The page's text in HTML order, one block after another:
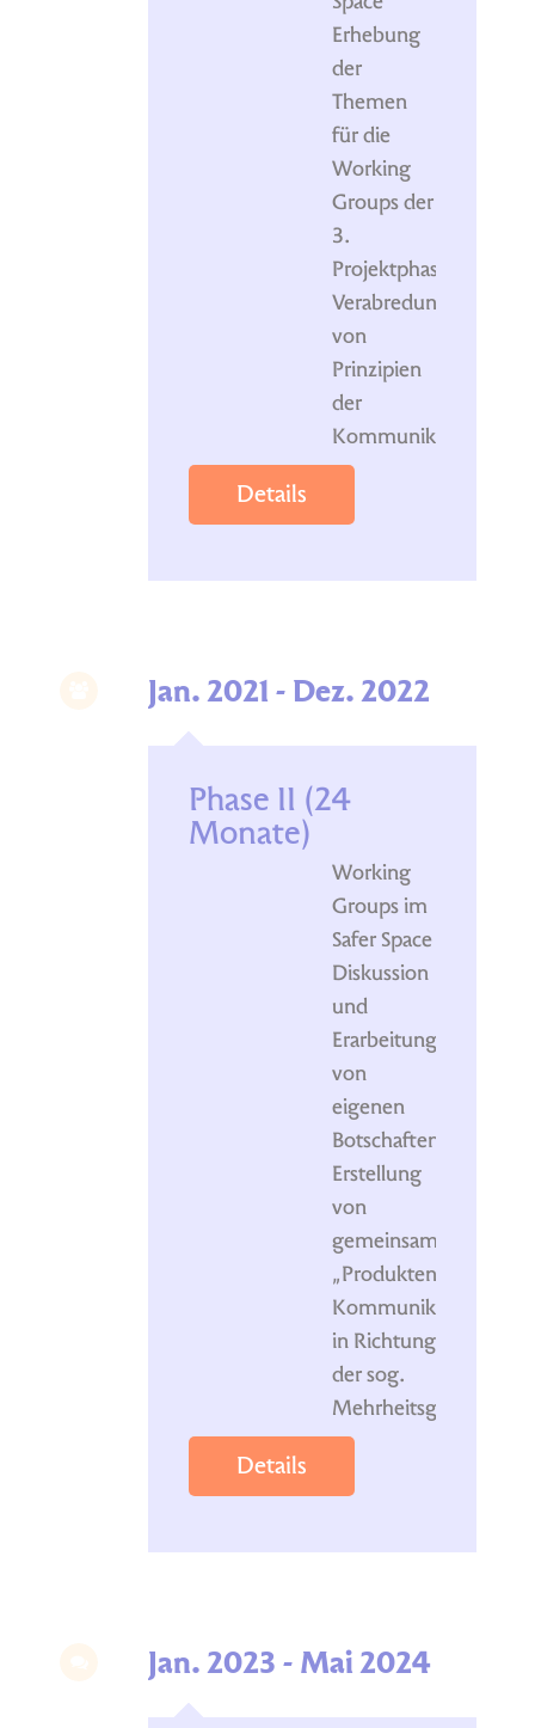
Erhebung
der
Themen
für die
Working
Groups der
3.
Projektphase
Verabredung
von
Prinzipien
der
Kommunikation
Details
Jan. 2021 - Dez. 2022
Phase II (24
Monate)
Working
Groups im
Safer Space
Diskussion
und
Erarbeitung
von
eigenen
Botschaften
Erstellung
von
gemeinsamen
„Produkten“
in Richtung
der sog.
Mehrheitsgesellschaft
Details
Jan. 2023 - Mai 2024